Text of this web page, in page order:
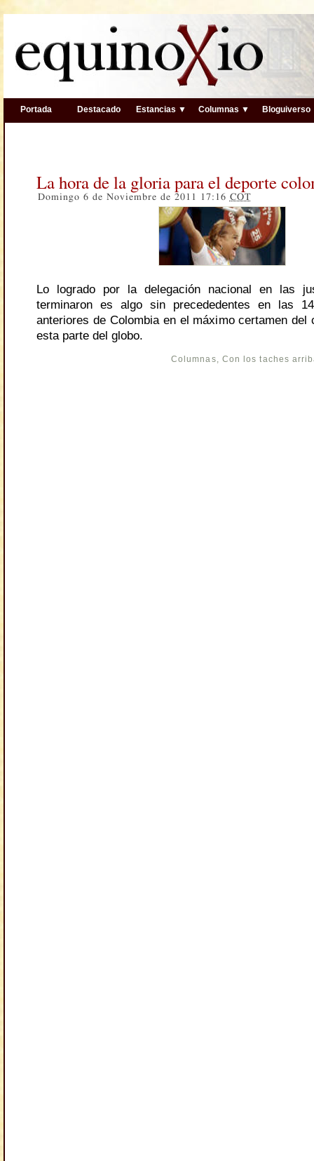
Portada Destacado Estancias ▼ Columnas ▼ Bloguiverso
La hora de la gloria para el deporte
Domingo 6 de Noviembre de 2011 17:16 COT
Lo logrado por la delegación nacional en las
terminaron es algo sin precededentes en las
anteriores de Colombia en el máximo certamen del
esta parte del globo.
Columnas, Con los taches